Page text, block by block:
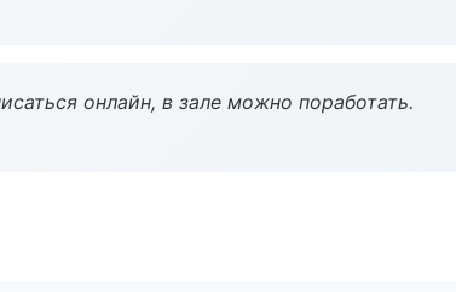
онлайн, в зале можно поработать.